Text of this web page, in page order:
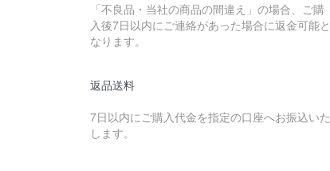
「不良品・当社の商品の間違え」の場合、ご購
入後7日以内にご連絡があった場合に返金可能と
なります。
返品送料
7日以内にご購入代金を指定の口座へお振込いた
します。